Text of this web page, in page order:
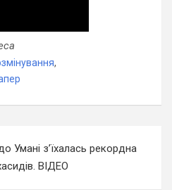
,
Умані з’їхалась рекордна
ВІДЕО